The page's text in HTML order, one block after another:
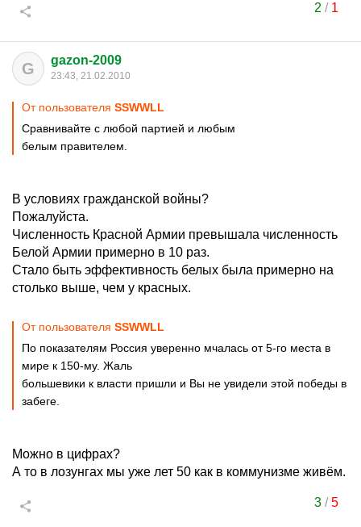
2 / 1
G gazon-2009
23:43, 21.02.2010
От пользователя SSWWLL
Сравнивайте с любой партией и любым
белым правителем.
В условиях гражданской войны?
Пожалуйста.
Численность Красной Армии превышала численность
Белой Армии примерно в 10 раз.
Стало быть эффективность белых была примерно на
столько выше, чем у красных.
От пользователя SSWWLL
По показателям Россия уверенно мчалась от 5-го места в
мире к 150-му. Жаль
большевики к власти пришли и Вы не увидели этой победы в
забеге.
Можно в цифрах?
А то в лозунгах мы уже лет 50 как в коммунизме живём.
3/5